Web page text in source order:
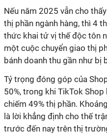
Nếu năm 2025 vẫn cho
thị phần ngành hàng, thì 4
thức khai tử vị thế độc tôn
một cuộc chuyển giao thị
bánh doanh thu gần như bị
Tỷ trọng đóng góp của
50%, trong khi TikTok
chiếm 49% thị phần.
là lời khẳng định cho thế
trước đến nay trên thị